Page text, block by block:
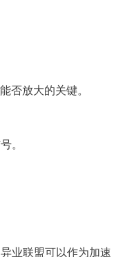
能否放大的关键。
。
业联盟可以作为加速